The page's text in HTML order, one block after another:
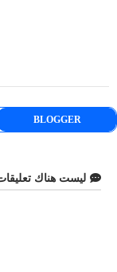
BLOGGER
ليست هناك